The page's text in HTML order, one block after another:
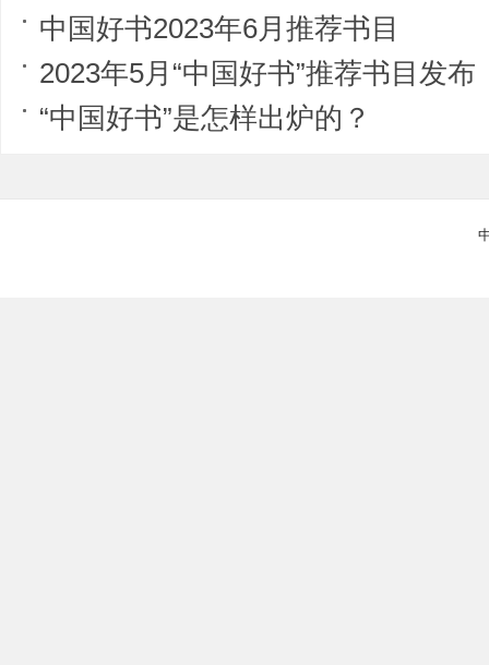
中国好书2023年6月推荐书目
2023年5月“中国好书”推荐书目发布
“中国好书”是怎样出炉的？